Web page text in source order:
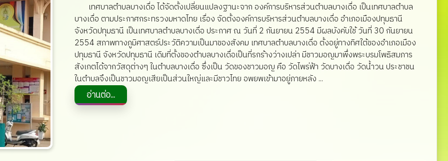
เทศบาลตำบลบางเดื่อ ได้จัดตั้งเปลี่ยนแปลงฐานะจาก องค์การบริหารส่วนตำบลบางเดื่อ เป็นเทศบาลตำบล
บางเดื่อ ตามประกาศกระทรวงมหาดไทย เรื่อง จัดตั้งองค์การบริหารส่วนตำบลบางเดื่อ อำเภอเมืองปทุมธานี
จังหวัดปทุมธานี เป็นเทศบาลตำบลบางเดื่อ ประกาศ ณ วันที่ 2 กันยายน 2554 มีผลบังคับใช้ วันที่ 30 กันยายน
2554 สภาพทางภูมิศาสตร์ประวัติความเป็นมาของสังคม เทศบาลตำบลบางเดื่อ ตั้งอยู่ทางทิศใต้ของอำเภอเมือง
ปทุมธานี จังหวัดปทุมธานี เดิมที่ตั้งของตำบลบางเดื่อเป็นที่รกร้างว่างเปล่า มีชาวมอญมาพึ่งพระบรมโพธิสมภาร
สังเกตได้จากวัสดุต่างๆ ในตำบลบางเดื่อ ซึ่งเป็น วัดของชาวมอญ คือ วัดไพร่ฟ้า วัดบางเดื่อ วัดน้ำวน ประชาชน
ในตำบลจึงเป็นชาวมอญเสียเป็นส่วนใหญ่และมีชาวไทย อพยพเข้ามาอยู่ภายหลัง ...